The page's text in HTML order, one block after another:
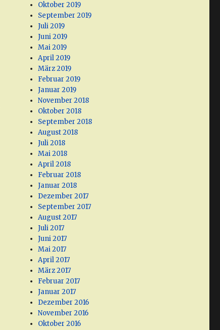
Oktober 2019
September 2019
Juli 2019
Juni 2019
Mai 2019
April 2019
März 2019
Februar 2019
Januar 2019
November 2018
Oktober 2018
September 2018
August 2018
Juli 2018
Mai 2018
April 2018
Februar 2018
Januar 2018
Dezember 2017
September 2017
August 2017
Juli 2017
Juni 2017
Mai 2017
April 2017
März 2017
Februar 2017
Januar 2017
Dezember 2016
November 2016
Oktober 2016